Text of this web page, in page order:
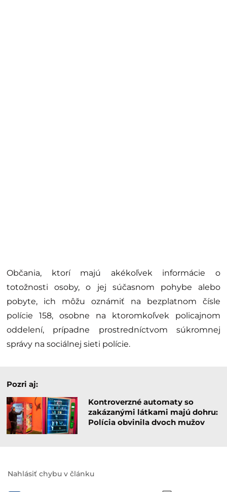
Občania, ktorí majú akékoľvek informácie o
totožnosti osoby, o jej súčasnom pohybe alebo
pobyte, ich môžu oznámiť na bezplatnom čísle
polície 158, osobne na ktoromkoľvek policajnom
oddelení, prípadne prostredníctvom súkromnej
správy na sociálnej sieti polície.
Pozri aj:
Kontroverzné automaty so
zakázanými látkami majú dohru:
Polícia obvinila dvoch mužov
Nahlásiť chybu v článku